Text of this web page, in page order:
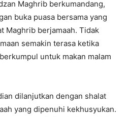
Maghrib berkumandang,
buka puasa bersama yang
Maghrib berjamaah. Tidak
semakin terasa ketika
untuk makan malam
dilanjutkan dengan shalat
yang dipenuhi kekhusyukan.